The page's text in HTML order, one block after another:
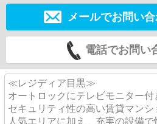
メールでお問い
電話でお問い
≪レジディア目黒≫
オートロックにテレビモニター付
セキュリティ性の高い賃貸マンシ
人気エリアに加え、充実の設備